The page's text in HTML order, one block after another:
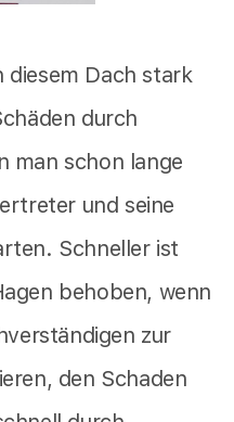
diesem Dach stark
durch
man schon lange
und seine
Schneller ist
behoben, wenn
zur
den Schaden